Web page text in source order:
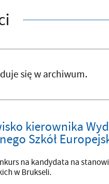
się w archiwum.
kierownika
Szkół
na kandydata na
w Brukseli.